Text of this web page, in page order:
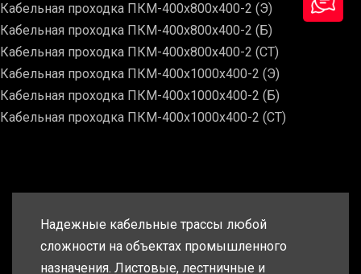
Кабельная проходка ПКМ-400х800х400-2 (Э)
Кабельная проходка ПКМ-400х800х400-2 (Б)
Кабельная проходка ПКМ-400х800х400-2 (СТ)
Кабельная проходка ПКМ-400х1000х400-2 (Э)
Кабельная проходка ПКМ-400х1000х400-2 (Б)
Кабельная проходка ПКМ-400х1000х400-2 (СТ)
Надежные кабельные трассы любой
сложности на объектах промышленного
назначения. Листовые, лестничные и